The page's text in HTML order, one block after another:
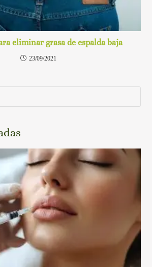
eliminar grasa de espalda baja
23/09/2021